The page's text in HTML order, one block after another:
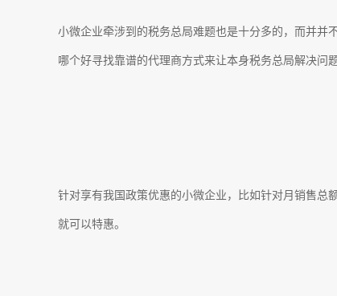
小微企业牵涉到的税务总局难题也是十分多的，而并并
哪个好寻找靠谱的代理商方式来让本身税务总局解决问
针对享有我国政策优惠的小微企业，比如针对月销售总
就可以特惠。